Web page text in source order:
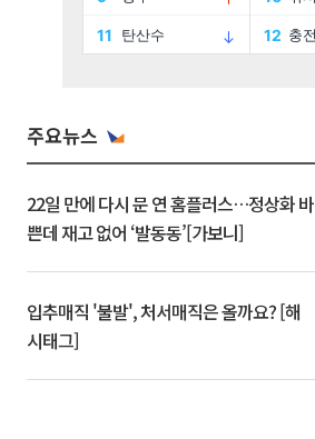
주요뉴스
22일 만에 다시 문 연 홈플러스…정상화 바
쁜데 재고 없어 ‘발동동’[가보니]
입추매직 '불발', 처서매직은 올까요? [해
시태그]